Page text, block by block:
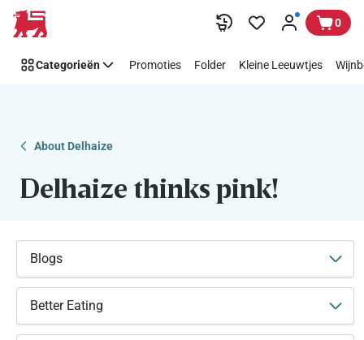
Overslaan
Makkelijk
Think
steunen
0
Categorieën Promoties Folder Kleine Leeuwtjes
About Delhaize
Delhaize thinks pink!
Blogs
Better Eating